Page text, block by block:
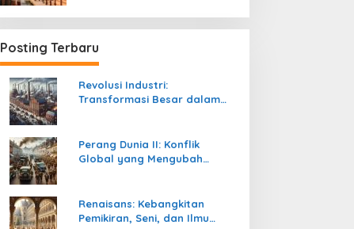
Posting Terbaru
Revolusi Industri:
Transformasi Besar dalam
Perang Dunia II: Konflik
Global yang Mengubah
Renaisans: Kebangkitan
Pemikiran, Seni, dan Ilmu